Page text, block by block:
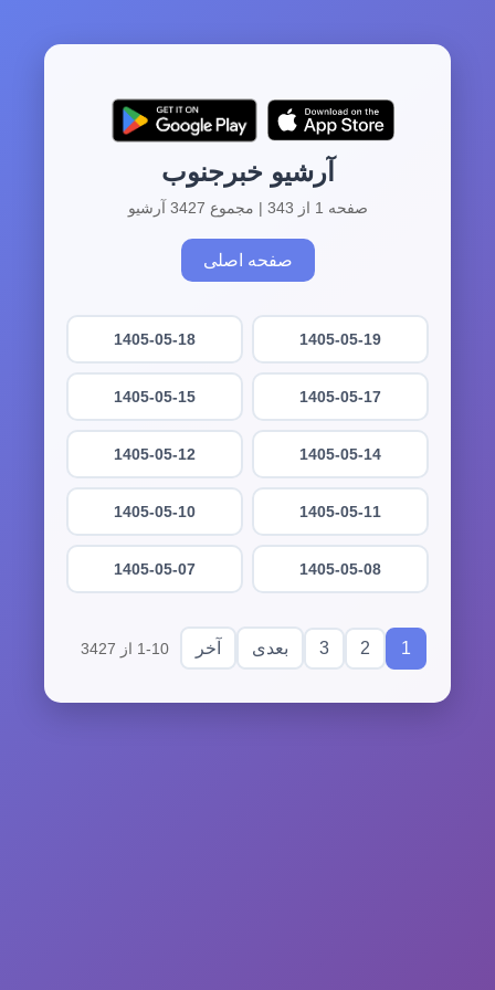
آرشیو خبرجنوب
صفحه 1 از 343 | مجموع 3427 آرشیو
صفحه اصلی
1405-05-19
1405-05-18
1405-05-17
1405-05-15
1405-05-14
1405-05-12
1405-05-11
1405-05-10
1405-05-08
1405-05-07
1
2
3 بعدی آخر 1-10 از 3427